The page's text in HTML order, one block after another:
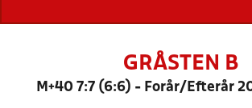
GRÅSTEN B
M+40 7:7 (6:6) - Forår/Efterår